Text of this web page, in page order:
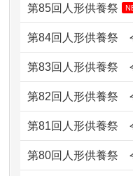
2026/07/05しっかり
ただけると...
2026/06/30 長年大事
していただ...
2026/06/29ガラスケ
どうなってるのです
2024/01/13会社のよ
第85回人形供養祭
第84回人形供養祭
第83回人形供養祭
第82回人形供養祭
第81回人形供養祭
第80回人形供養祭